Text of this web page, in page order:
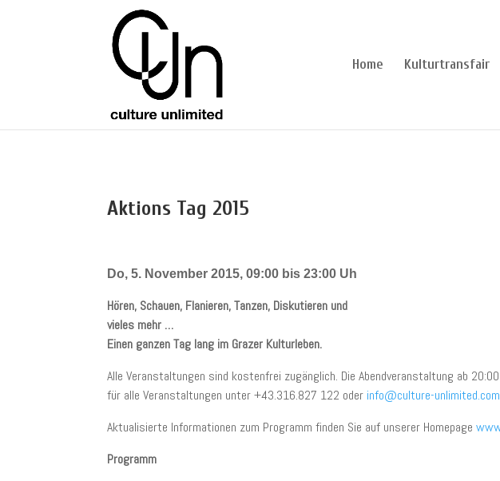
Home Kulturtransfair
Aktions Tag 2015
Do, 5. November 2015, 09:00 bis 23:00 Uh
Hören, Schauen, Flanieren, Tanzen, Diskutieren und
vieles mehr …
Einen ganzen Tag lang im Grazer Kulturleben.
Alle Veranstaltungen sind kostenfrei zugänglich. Die Abendveranstaltung ab
für alle Veranstaltungen unter +43.316.827 122 oder info@culture-unlimited.com
Aktualisierte Informationen zum Programm finden Sie auf unserer Homepage
Programm